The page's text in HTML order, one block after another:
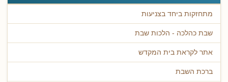
מתחזקות ביחד בצניעות
שבת כהלכה - הלכות שבת
אתר לקראת בית המקדש
ברכת השבת